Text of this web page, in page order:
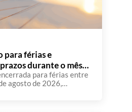
para férias e
durante o mês
para férias entre
agosto de 2026,